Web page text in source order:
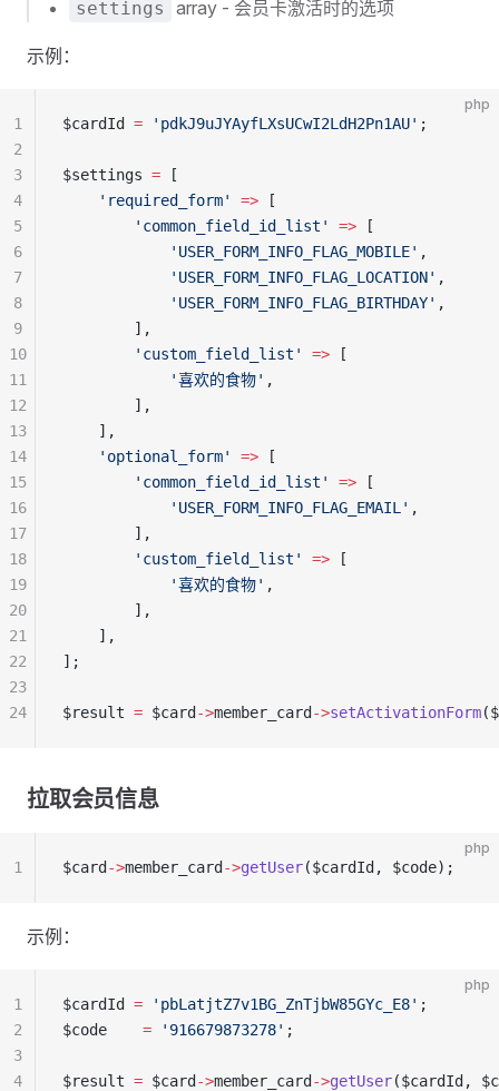
settings array - 会员卡激活时的选项
示例：
php
$cardId = 'pdkJ9uJYAyfLXsUCwI2LdH2Pn1AU' ;
$settings = [
    'required_form'
=> [
        'common_field_id_list'
=> [
            'USER_FORM_INFO_FLAG_MOBILE'
,
            'USER_FORM_INFO_FLAG_LOCATION'
,
            'USER_FORM_INFO_FLAG_BIRTHDAY'
,
        ],
        'custom_field_list'
=> [
            '喜欢的食物'
,
        ],
    ],
    'optional_form'
=> [
        'common_field_id_list'
=> [
            'USER_FORM_INFO_FLAG_EMAIL'
,
        ],
        'custom_field_list'
=> [
            '喜欢的食物'
,
        ],
    ],
];
$result = $card ->member_card ->setActivationForm
1
2
3
4
5
6
7
8
9
10
11
12
13
14
15
16
17
18
19
20
21
22
23
24
拉取会员信息
php
$card ->member_card ->getUser($cardId, $code);
1
示例：
php
$cardId = 'pbLatjtZ7v1BG_ZnTjbW85GYc_E8' ;
$code = '916679873278' ;
$result = $card ->member_card ->getUser($cardId,
1
2
3
4